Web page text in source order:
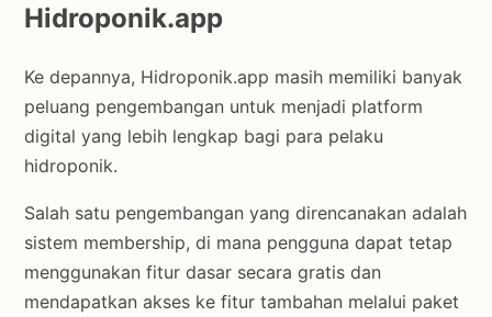
Hidroponik.app
Ke depannya, Hidroponik.app masih memiliki banyak
peluang pengembangan untuk menjadi platform
digital yang lebih lengkap bagi para pelaku
hidroponik.
Salah satu pengembangan yang direncanakan adalah
sistem membership, di mana pengguna dapat tetap
menggunakan fitur dasar secara gratis dan
mendapatkan akses ke fitur tambahan melalui paket